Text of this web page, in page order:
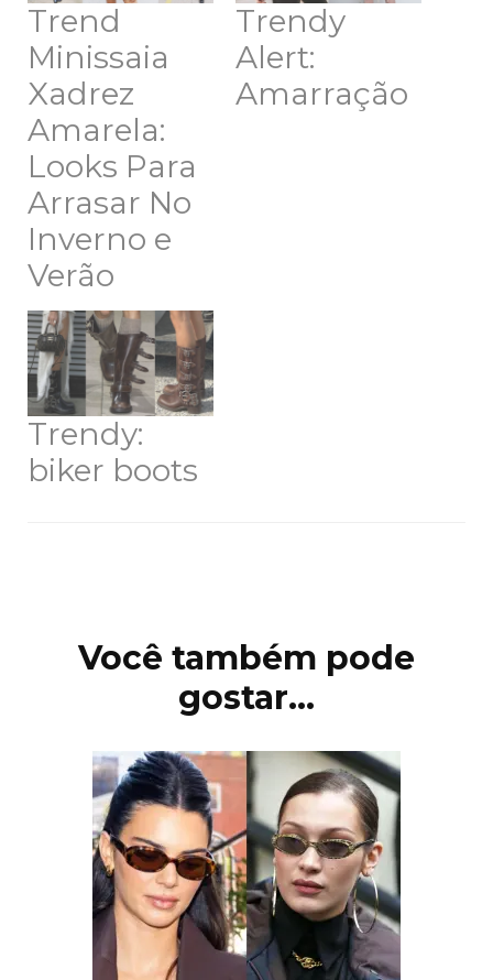
Trend
Minissaia
Xadrez
Amarela:
Looks Para
Arrasar No
Inverno e
Verão
Trendy
Alert:
Amarração
Trendy:
biker boots
postVocê também pode
gostar...